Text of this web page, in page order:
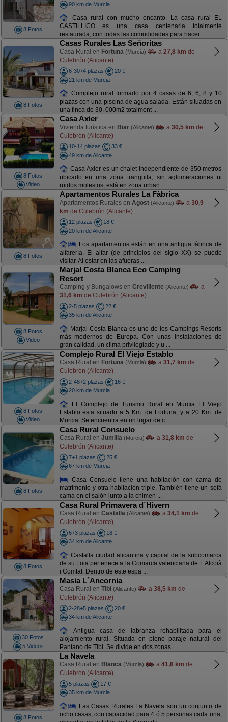
8 Fotos
90 km de Murcia
Casa rural con mucho encanto. La casa rural EL
CASTILLICO es una casa centenaria totalmente
restaurada, con todas las comodidades para hacer ...
8 Fotos
Casas Rurales Las Señoritas
Casa Rural en Fortuna (Murcia) a 27,8 km de
Culebrón (Alicante)
6-30+4 plazas
20 €
21 km de Murcia
Complejo rural formado por 4 casas de 6, 6, 8 y 10
plazas con una piscina de agua salada. Están situadas en
una finca de 30. 000m2 totalment ...
8 Fotos
Video
Casa Axier
Vivienda turística en Biar (Alicante) a 30,5 km de
Culebrón (Alicante)
10-14 plazas
33 €
49 km de Alicante
Casa Axier es un chalet independiente de 350 metros
ubicado en una zona tranquila, sin aglomeraciones ni
ruidos molestos, está en zona urban ...
8 Fotos
Apartamentos Rurales La Fàbrica
Apartamentos Rurales en Agost (Alicante) a 30,9
km de Culebrón (Alicante)
12 plazas
18 €
20 km de Alicante
Los apartamentos están en una antigua fábrica de
alfarería. El alfar (de principios del siglo XX) se puede
visitar. Al estar en las afueras ...
8 Fotos
Video
Marjal Costa Blanca Eco Camping
Resort
Camping y Bungalows en Crevillente (Alicante)
a
31,6 km de Culebrón (Alicante)
2-5 plazas
22 €
35 km de Alicante
Marjal Costa Blanca es uno de los Campings Resorts
más modernos de Europa. Con unas instalaciones de
gran calidad, un clima privilegiado y u ...
8 Fotos
Video
Complejo Rural El Viejo Establo
Casa Rural en Fortuna (Murcia) a 31,7 km de
Culebrón (Alicante)
2-48+2 plazas
16 €
20 km de Murcia
El Complejo de Turismo Rural en Murcia El Viejo
Establo esta situado a 5 Km. de Fortuna, y a 20 Km. de
Murcia. Se encuentra en un lugar de c ...
8 Fotos
Casa Rural Consuelo
Casa Rural en Jumilla (Murcia) a 31,8 km de
Culebrón (Alicante)
7+1 plazas
25 €
67 km de Murcia
Casa Consuelo tiene una habitación con cama de
matrimonio y otra habitación triple. También tiene un sofá
cama en el salón junto a la chimen ...
8 Fotos
Casa Rural Primavera d´Hivern
Casa Rural en Castalla (Alicante) a 34,1 km de
Culebrón (Alicante)
6+3 plazas
18 €
34 km de Alicante
Castalla ciudad alicantina y capital de la subcomarca
de su Foia pertenece a la Comarca valenciana de L’Alcoià
i Comtat. Dentro de este espa ...
30 Fotos
5 Videos
Masia L´Ancornia
Casa Rural en Tibi (Alicante) a 38,5 km de
Culebrón (Alicante)
2-28+5 plazas
20 €
34 km de Alicante
Antigua casa de labranza rehabilitada para el
alojamiento rural. Situada en pleno paraje natural del
Pantano de Tibi. Se divide en dos zonas ...
8 Fotos
La Navela
Casa Rural en Blanca (Murcia) a 41,8 km de
Culebrón (Alicante)
5 plazas
17 €
35 km de Murcia
Las Casas Rurales La Navela son un conjunto de
ocho casas, con capacidad para 4 ó 5 personas cada una,